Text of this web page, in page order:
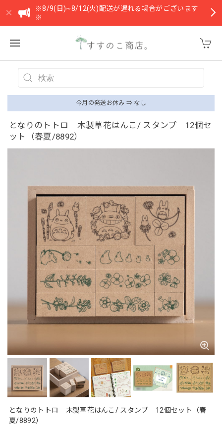
※8/9(日)~8/12(火)配送が遅れる場合がございます
※
今月の発送お休み ⇒ なし
となりのトトロ 木製草花はんこ/ スタンプ 12個セ
ット（春夏/8892）
となりのトトロ 木製草花はんこ/ スタンプ 12個セット（春
夏/8892）